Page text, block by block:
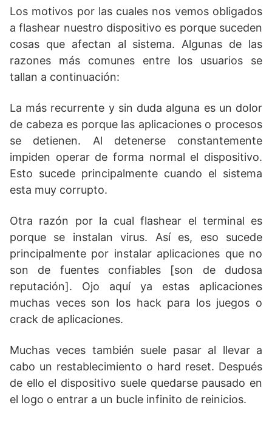
Los motivos por las cuales nos vemos obligados
a flashear nuestro dispositivo es porque suceden
cosas que afectan al sistema. Algunas de las
razones más comunes entre los usuarios se
tallan a continuación:
La más recurrente y sin duda alguna es un dolor
de cabeza es porque las aplicaciones o procesos
se detienen. Al detenerse constantemente
impiden operar de forma normal el dispositivo.
Esto sucede principalmente cuando el sistema
esta muy corrupto.
Otra razón por la cual flashear el terminal es
porque se instalan virus. Así es, eso sucede
principalmente por instalar aplicaciones que no
son de fuentes confiables [son de dudosa
reputación]. Ojo aquí ya estas aplicaciones
muchas veces son los hack para los juegos o
crack de aplicaciones.
Muchas veces también suele pasar al llevar a
cabo un restablecimiento o hard reset. Después
de ello el dispositivo suele quedarse pausado en
el logo o entrar a un bucle infinito de reinicios.